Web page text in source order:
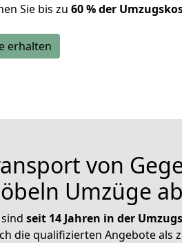
Sie bis zu 60 % der
erhalten
von
Umzüge
seit 14 Jahren in der
die qualifizierten Angebote als